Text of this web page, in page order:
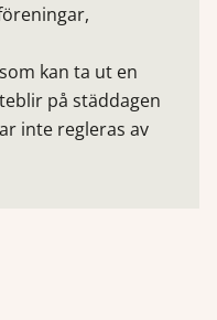
kan ta ut en
på städdagen
inte regleras av